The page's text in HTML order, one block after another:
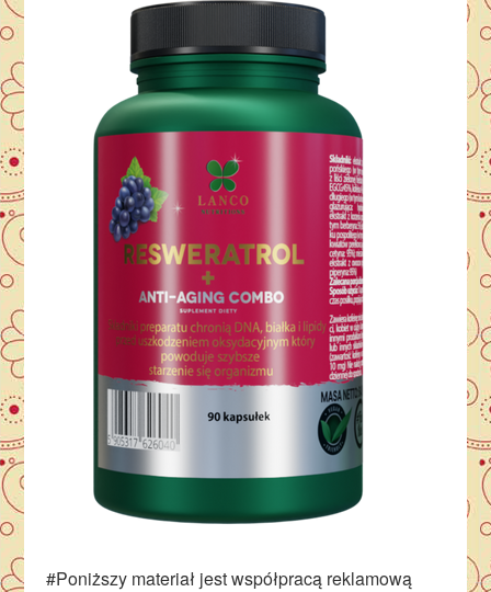
#Poniższy materiał jest współpracą reklamową